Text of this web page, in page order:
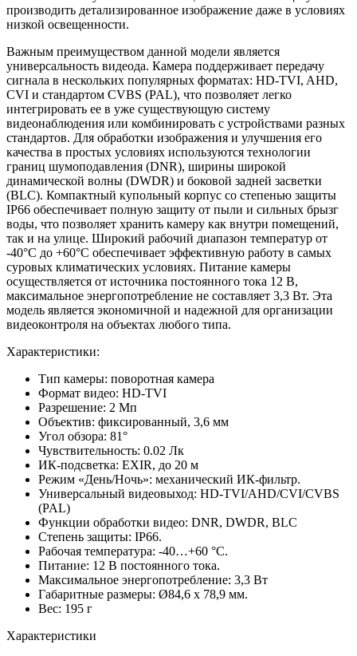
производить детализированное изображение даже в условиях
низкой освещенности.
Важным преимуществом данной модели является
универсальность видеода. Камера поддерживает передачу
сигнала в нескольких популярных форматах: HD-TVI, AHD,
CVI и стандартом CVBS (PAL), что позволяет легко
интегрировать ее в уже существующую систему
видеонаблюдения или комбинировать с устройствами разных
стандартов. Для обработки изображения и улучшения его
качества в простых условиях используются технологии
границ шумоподавления (DNR), ширины широкой
динамической волны (DWDR) и боковой задней засветки
(BLC). Компактный купольный корпус со степенью защиты
IP66 обеспечивает полную защиту от пыли и сильных брызг
воды, что позволяет хранить камеру как внутри помещений,
так и на улице. Широкий рабочий диапазон температур от
-40°С до +60°С обеспечивает эффективную работу в самых
суровых климатических условиях. Питание камеры
осуществляется от источника постоянного тока 12 В,
максимальное энергопотребление не составляет 3,3 Вт. Эта
модель является экономичной и надежной для организации
видеоконтроля на объектах любого типа.
Характеристики:
Тип камеры: поворотная камера
Формат видео: HD-TVI
Разрешение: 2 Мп
Объектив: фиксированный, 3,6 мм
Угол обзора: 81°
Чувствительность: 0.02 Лк
ИК-подсветка: EXIR, до 20 м
Режим «День/Ночь»: механический ИК-фильтр.
Универсальный видеовыход: HD-TVI/AHD/CVI/CVBS
(PAL)
Функции обработки видео: DNR, DWDR, BLC
Степень защиты: IP66.
Рабочая температура: -40…+60 °С.
Питание: 12 В постоянного тока.
Максимальное энергопотребление: 3,3 Вт
Габаритные размеры: Ø84,6 x 78,9 мм.
Вес: 195 г
Характеристики